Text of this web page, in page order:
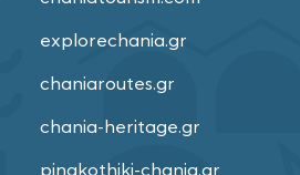
explorechania.gr
chaniaroutes.gr
chania-heritage.gr
pinakothiki-chania.gr